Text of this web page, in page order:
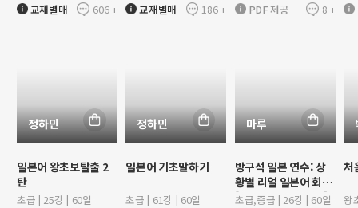
교재별매 606+
정하민
일본어 왕초보탈출 2
탄
초급 | 25강 | 60일
교재별매 186+
정하민
일본어 기초말하기
초급 | 61강 | 60일
PDF 제공 8 +
마루
방구석 일본 연수: 상
황별 리얼 일본어 회화
[일본 친구 사귀기편]
초급,중급 | 26강 | 60일
처
왕